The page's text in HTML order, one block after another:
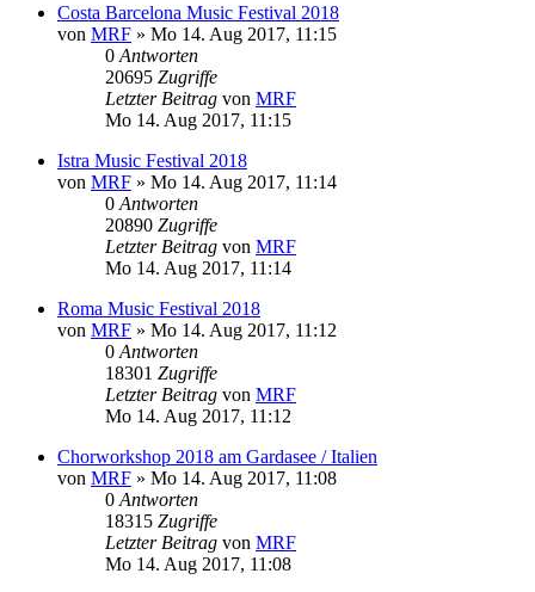
Costa Barcelona Music Festival 2018
von MRF » Mo 14. Aug 2017, 11:15
0 Antworten
20695 Zugriffe
Letzter Beitrag von MRF
Mo 14. Aug 2017, 11:15
Istra Music Festival 2018
von MRF » Mo 14. Aug 2017, 11:14
0 Antworten
20890 Zugriffe
Letzter Beitrag von MRF
Mo 14. Aug 2017, 11:14
Roma Music Festival 2018
von MRF » Mo 14. Aug 2017, 11:12
0 Antworten
18301 Zugriffe
Letzter Beitrag von MRF
Mo 14. Aug 2017, 11:12
Chorworkshop 2018 am Gardasee / Italien
von MRF » Mo 14. Aug 2017, 11:08
0 Antworten
18315 Zugriffe
Letzter Beitrag von MRF
Mo 14. Aug 2017, 11:08